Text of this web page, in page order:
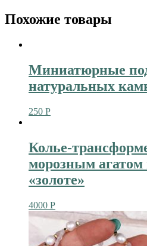
Похожие товары
Миниатюрные
натуральных
250 Р
Колье-
морозным
«золоте»
4000 Р